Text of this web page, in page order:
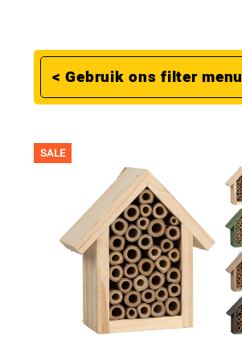
< Gebruik ons filter menu
SALE